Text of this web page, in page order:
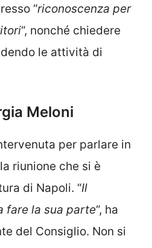
“riconoscenza per
“, nonché chiedere
le attività di
Meloni
per parlare in
riunione che si è
di Napoli. “Il
fare la sua parte“, ha
del Consiglio. Non si